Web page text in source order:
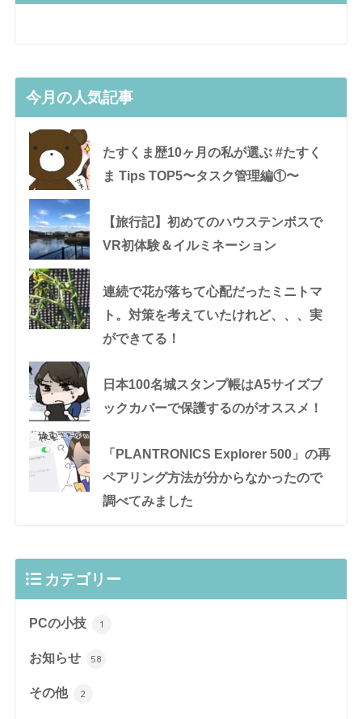
今月の人気記事
たすくま歴10ヶ月の私が選ぶ #たすく
ま Tips TOP5〜タスク管理編①〜
【旅行記】初めてのハウステンボスで
VR初体験＆イルミネーション
連続で花が落ちて心配だったミニトマ
ト。対策を考えていたけれど、、、実
ができてる！
日本100名城スタンプ帳はA5サイズブ
ックカバーで保護するのがオススメ！
「PLANTRONICS Explorer 500」の再
ペアリング方法が分からなかったので
調べてみました
カテゴリー
PCの小技 1
お知らせ 58
その他 2